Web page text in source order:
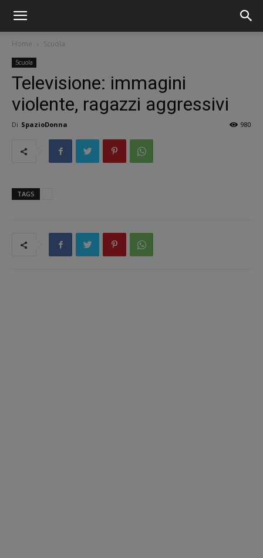
Home Scuola
Scuola
Televisione: immagini
violente, ragazzi aggressivi
Di SpazioDonna 980
TAGS